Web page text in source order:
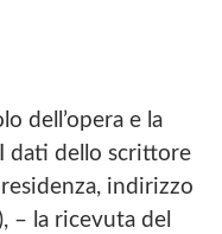
dell’opera e la
dati dello scrittore
indirizzo
– la ricevuta del